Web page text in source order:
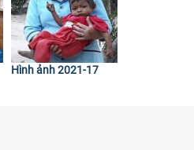
Hình ảnh 2021-17